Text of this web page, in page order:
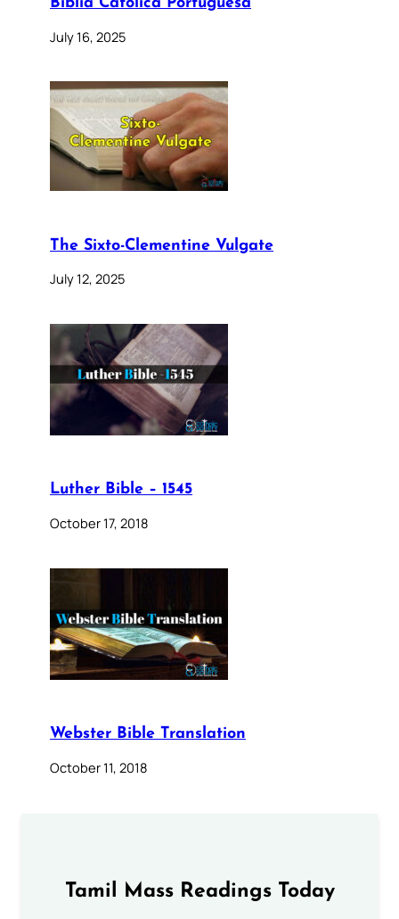
July 16, 2025
The Sixto-Clementine Vulgate
July 12, 2025
Luther Bible – 1545
October 17, 2018
Webster Bible Translation
October 11, 2018
Tamil Mass Readings Today